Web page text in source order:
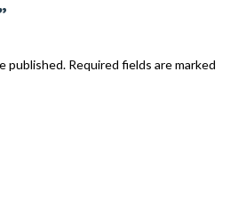
published. Required fields are marked